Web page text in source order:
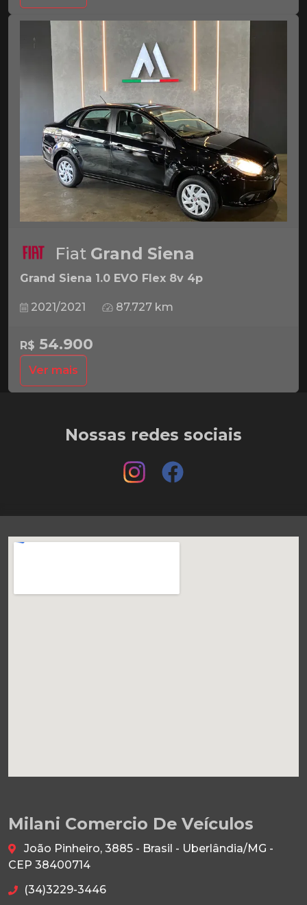
Fiat Grand Siena
Grand Siena 1.0 EVO Flex 8v 4p
2021/2021 87.727 km
R$ 54.900
Ver mais
Nossas redes sociais
Milani Comercio De Veículos
João Pinheiro, 3885 - Brasil - Uberlândia/MG -
CEP 38400714
(34)3229-3446